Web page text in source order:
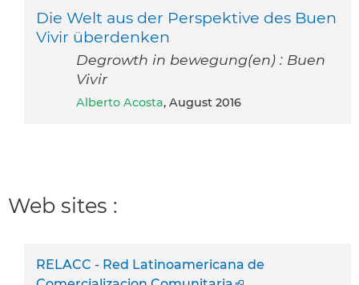
Die Welt aus der Perspektive des Buen
Vivir überdenken
Degrowth in bewegung(en) : Buen
Vivir
Alberto Acosta, August 2016
Web sites :
RELACC - Red Latinoamericana de